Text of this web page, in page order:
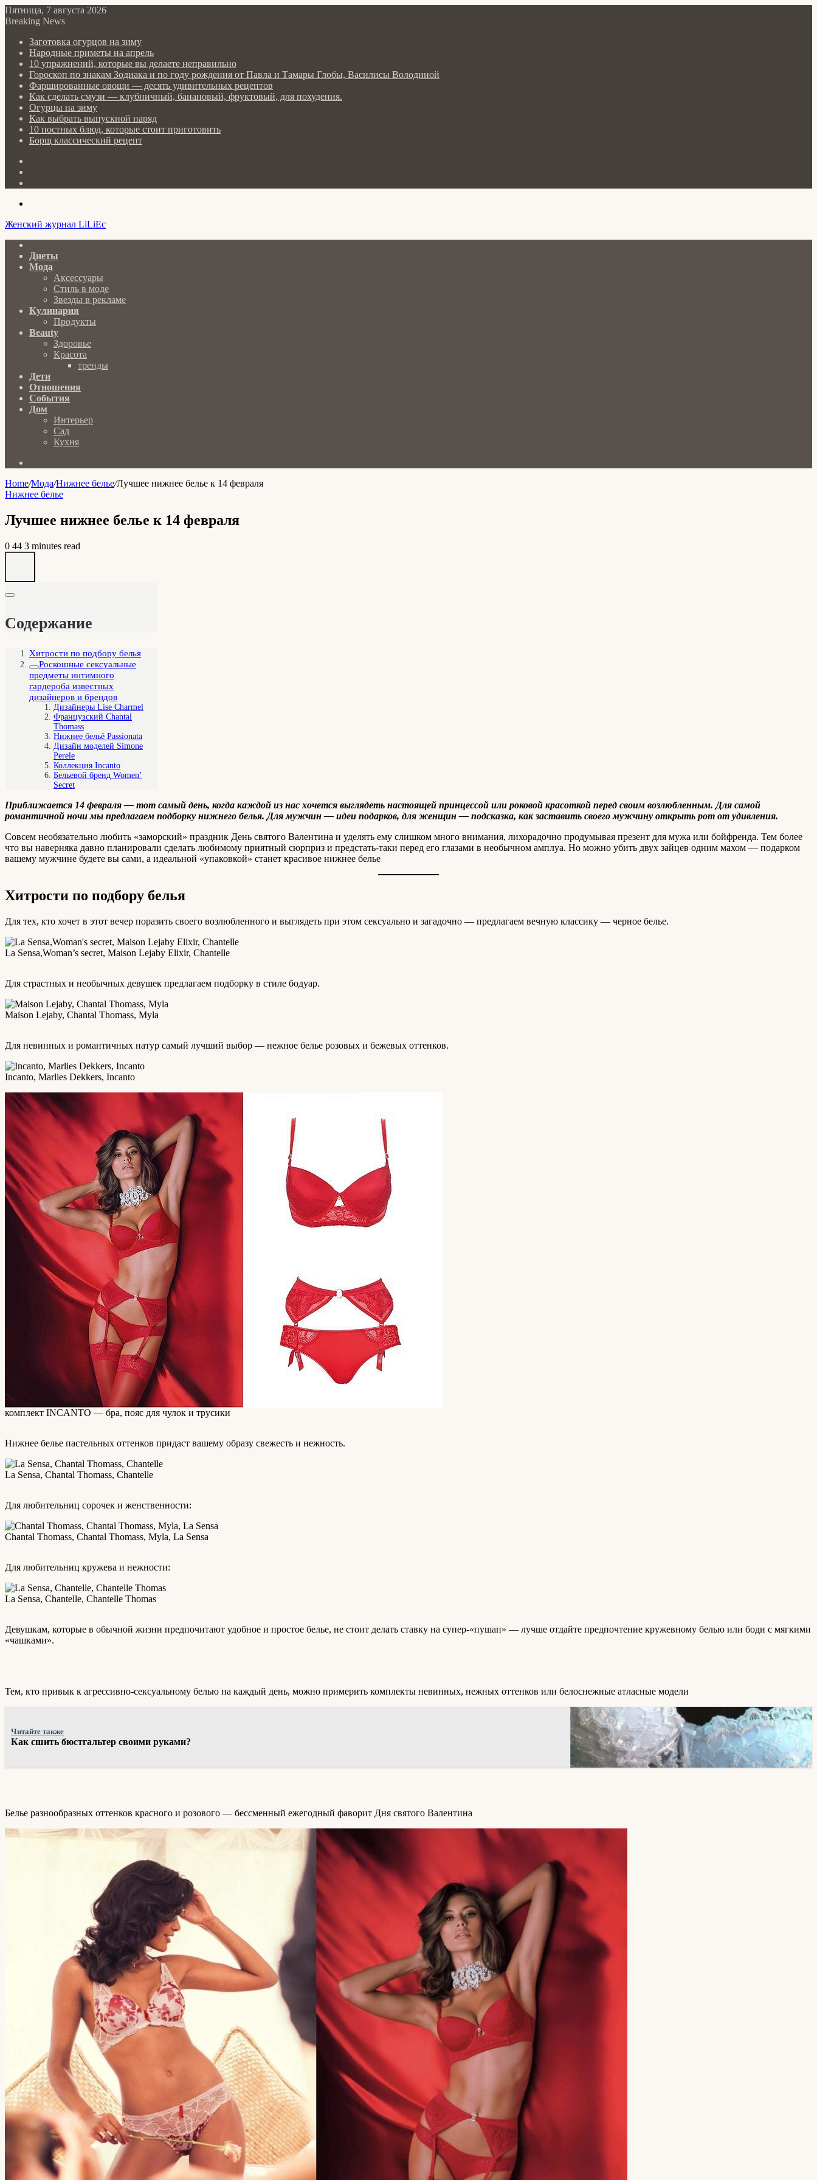
Пятница, 7 августа 2026
Breaking News
Заготовка огурцов на зиму
Народные приметы на апрель
10 упражнений, которые вы делаете неправильно
Гороскоп по знакам Зодиака и по году рождения от Павла и Тамары Глобы, Василисы Володиной
Фаршированные овощи — десять удивительных рецептов
Как сделать cмузи — клубничный, банановый, фруктовый, для похудения.
Огурцы на зиму
Как выбрать выпускной наряд
10 постных блюд, которые стоит приготовить
Борщ классический рецепт
Женский журнал LiLiEc
Диеты
Мода
Аксессуары
Стиль в моде
Звезды в рекламе
Кулинария
Продукты
Beauty
Здоровье
Красота
тренды
Дети
Отношения
События
Дом
Интерьер
Сад
Кухня
Home/Мода/Нижнее белье/Лучшее нижнее белье к 14 февраля
Нижнее белье
Лучшее нижнее белье к 14 февраля
0 44 3 minutes read
Содержание
Хитрости по подбору белья
Роскошные сексуальные
предметы интимного
гардероба известных
дизайнеров и брендов
Дизайнеры Lise Charmel
Французский Chantal
Thomass
Нижнее бельё Passionata
Дизайн моделей Simone
Perele
Коллекция Incanto
Бельевой бренд Women’
Secret
Приближается 14 февраля — тот самый день, когда каждой из нас хочется выглядеть настоящей принцессой или роковой красоткой перед своим возлюбленным. Для самой
романтичной ночи мы предлагаем подборку нижнего белья. Для мужчин — идеи подарков, для женщин — подсказка, как заставить своего мужчину открыть рот от удивления.
Совсем необязательно любить «заморский» праздник День святого Валентина и уделять ему слишком много внимания, лихорадочно продумывая презент для мужа или бойфренда. Тем более
что вы наверняка давно планировали сделать любимому приятный сюрприз и предстать-таки перед его глазами в необычном амплуа. Но можно убить двух зайцев одним махом — подарком
вашему мужчине будете вы сами, а идеальной «упаковкой» станет красивое нижнее белье
Хитрости по подбору белья
Для тех, кто хочет в этот вечер поразить своего возлюбленного и выглядеть при этом сексуально и загадочно — предлагаем вечную классику — черное белье.
La Sensa,Woman’s secret, Maison Lejaby Elixir, Chantelle
Для страстных и необычных девушек предлагаем подборку в стиле бодуар.
Maison Lejaby, Chantal Thomass, Myla
Для невинных и романтичных натур самый лучший выбор — нежное белье розовых и бежевых оттенков.
Incanto, Marlies Dekkers, Incanto
комплект INCANTO — бра, пояс для чулок и трусики
Нижнее белье пастельных оттенков придаст вашему образу свежесть и нежность.
La Sensa, Chantal Thomass, Chantelle
Для любительниц сорочек и женственности:
Chantal Thomass, Chantal Thomass, Myla, La Sensa
Для любительниц кружева и нежности:
La Sensa, Chantelle, Chantelle Thomas
Девушкам, которые в обычной жизни предпочитают удобное и простое белье, не стоит делать ставку на супер-«пушап» — лучше отдайте предпочтение кружевному белью или боди с мягкими
«чашками».
Тем, кто привык к агрессивно-сексуальному белью на каждый день, можно примерить комплекты невинных, нежных оттенков или белоснежные атласные модели
Читайте также
Как сшить бюстгальтер своими руками?
Белье разнообразных оттенков красного и розового — бессменный ежегодный фаворит Дня святого Валентина